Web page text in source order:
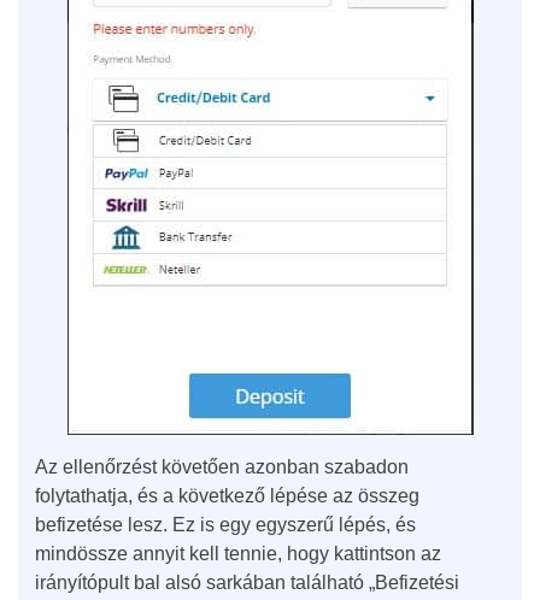
Az ellenőrzést követően azonban szabadon
folytathatja, és a következő lépése az összeg
befizetése lesz. Ez is egy egyszerű lépés, és
mindössze annyit kell tennie, hogy kattintson az
irányítópult bal alsó sarkában található „Befizetési